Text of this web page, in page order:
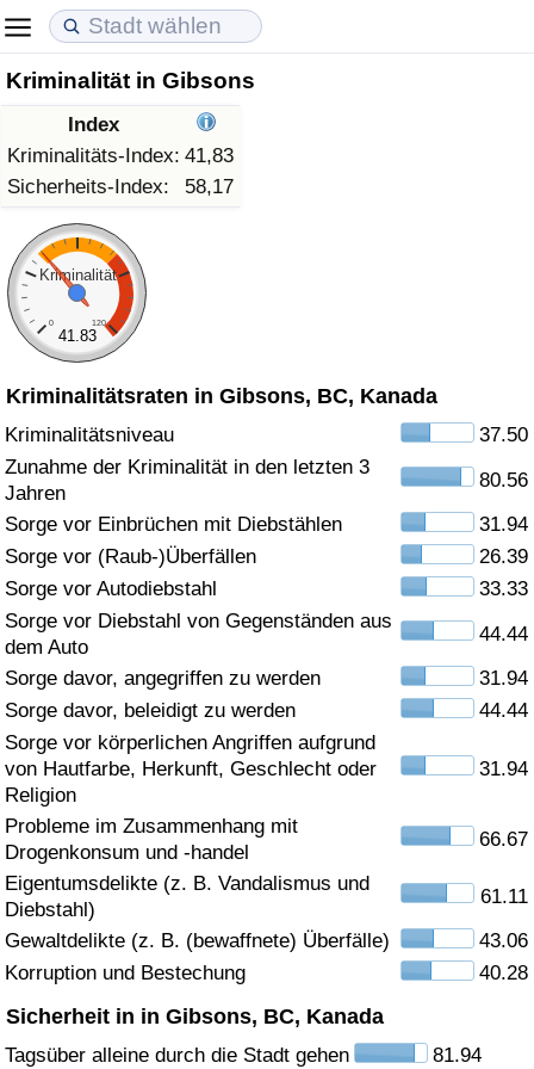
Kriminalität in Gibsons
Index
Kriminalitäts-Index: 41,83
Sicherheits-Index:
58,17
Kriminalität
0 120
41.83
Kriminalitätsraten in Gibsons, BC, Kanada
Kriminalitätsniveau
37.50
Zunahme der Kriminalität in den letzten 3
Jahren
80.56
Sorge vor Einbrüchen mit Diebstählen
31.94
Sorge vor (Raub-)Überfällen
26.39
Sorge vor Autodiebstahl
33.33
Sorge vor Diebstahl von Gegenständen aus
dem Auto
44.44
Sorge davor, angegriffen zu werden
31.94
Sorge davor, beleidigt zu werden
44.44
Sorge vor körperlichen Angriffen aufgrund
von Hautfarbe, Herkunft, Geschlecht oder
Religion
31.94
Probleme im Zusammenhang mit
Drogenkonsum und -handel
66.67
Eigentumsdelikte (z. B. Vandalismus und
Diebstahl)
61.11
Gewaltdelikte (z. B. (bewaffnete) Überfälle)
43.06
Korruption und Bestechung
40.28
Sicherheit in in Gibsons, BC, Kanada
Tagsüber alleine durch die Stadt gehen 81.94
Lebenshaltungskosten
Lebenshaltungskosten-Index (aktuell)
Lebenshaltungskosten-Index
Lebenshaltungskosten-Index nach Land
in Akaba
Immobilienpreise
Immobilienpreis-Index (aktuell)
Immobilienpreis-Index
Immobilienpreis-Index nach Land
Lebensqualität
Lebensqualität-Index
Lebensqualität-Index (aktuell)
Lebensqualitätsindex nach Land
Kriminalität
Kriminalitäts-Index (aktuell)
Kriminalitäts-Index
Kriminalitätsindex nach Land
Gesundheitsversorgung
Gesundheitsversorgungs-Index (aktuell)
Gesundheitsversorgungs-Index
Gesundheitsversorgungs-Index nach Land
Umweltverschmutzung
Umweltverschmutzungs-Index (aktuell)
Verschmutzungsindex
Umweltverschmutzungs-Index nach Land
Verkehr